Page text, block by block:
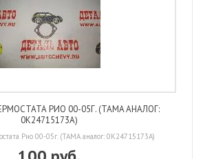
РИО 00-05Г. (TAMA АНАЛОГ:
0K24715173A)
Рио 00-05г. (TAMA аналог: 0K24715173A)